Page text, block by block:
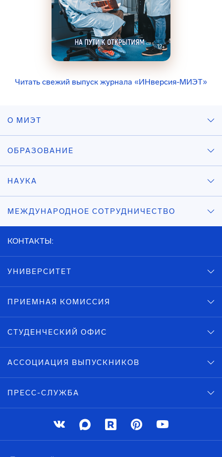
Читать свежий выпуск журнала «ИНверсия-МИЭТ»
О МИЭТ
ОБРАЗОВАНИЕ
НАУКА
МЕЖДУНАРОДНОЕ СОТРУДНИЧЕСТВО
КОНТАКТЫ:
УНИВЕРСИТЕТ
ПРИЕМНАЯ КОМИССИЯ
СТУДЕНЧЕСКИЙ ОФИС
АССОЦИАЦИЯ ВЫПУСКНИКОВ
ПРЕСС-СЛУЖБА